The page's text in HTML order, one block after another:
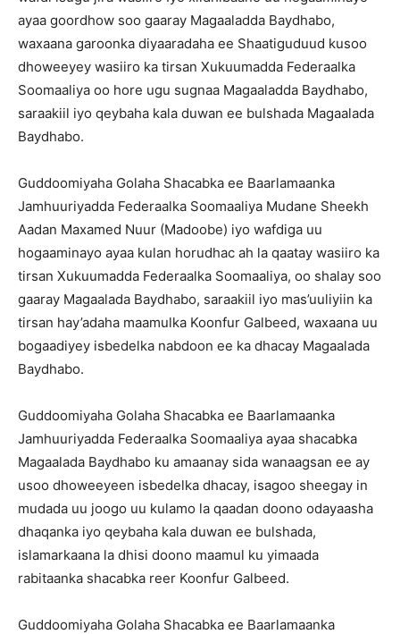
ayaa goordhow soo gaaray Magaaladda Baydhabo,
waxaana garoonka diyaaradaha ee Shaatiguduud kusoo
dhoweeyey wasiiro ka tirsan Xukuumadda Federaalka
Soomaaliya oo hore ugu sugnaa Magaaladda Baydhabo,
saraakiil iyo qeybaha kala duwan ee bulshada Magaalada
Baydhabo.
Guddoomiyaha Golaha Shacabka ee Baarlamaanka
Jamhuuriyadda Federaalka Soomaaliya Mudane Sheekh
Aadan Maxamed Nuur (Madoobe) iyo wafdiga uu
hogaaminayo ayaa kulan horudhac ah la qaatay wasiiro ka
tirsan Xukuumadda Federaalka Soomaaliya, oo shalay soo
gaaray Magaalada Baydhabo, saraakiil iyo mas’uuliyiin ka
tirsan hay’adaha maamulka Koonfur Galbeed, waxaana uu
bogaadiyey isbedelka nabdoon ee ka dhacay Magaalada
Baydhabo.
Guddoomiyaha Golaha Shacabka ee Baarlamaanka
Jamhuuriyadda Federaalka Soomaaliya ayaa shacabka
Magaalada Baydhabo ku amaanay sida wanaagsan ee ay
usoo dhoweeyeen isbedelka dhacay, isagoo sheegay in
mudada uu joogo uu kulamo la qaadan doono odayaasha
dhaqanka iyo qeybaha kala duwan ee bulshada,
islamarkaana la dhisi doono maamul ku yimaada
rabitaanka shacabka reer Koonfur Galbeed.
Guddoomiyaha Golaha Shacabka ee Baarlamaanka